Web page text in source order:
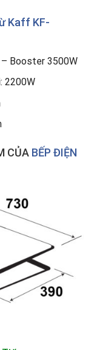
Kaff KF-
Booster 3500W
2200W
CỦA BẾP ĐIỆN